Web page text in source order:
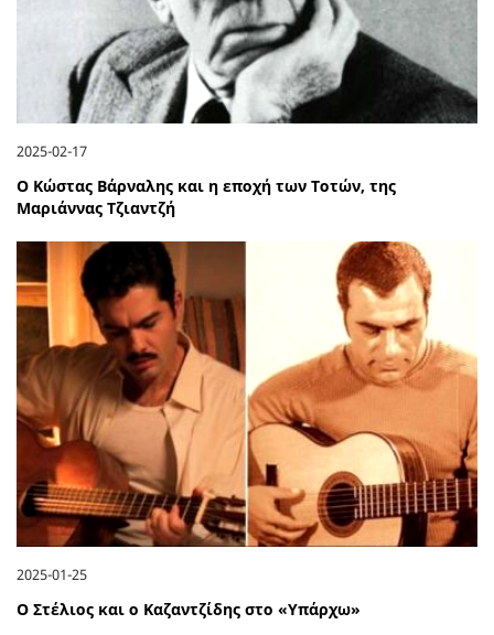
2025-02-17
Ο Κώστας Βάρναλης και η εποχή των Τοτών, της
Μαριάννας Τζιαντζή
2025-01-25
Ο Στέλιος και ο Καζαντζίδης στο «Υπάρχω»